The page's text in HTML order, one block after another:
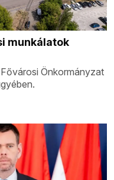
munkálatok
Önkormányzat